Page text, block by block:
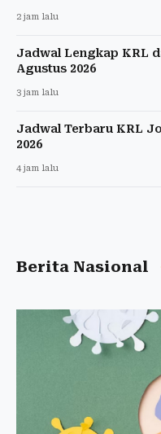
2 jam lalu
Jadwal Lengkap KRL
Agustus 2026
3 jam lalu
Jadwal Terbaru KRL
2026
4 jam lalu
Berita Nasional